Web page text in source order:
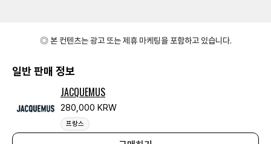
◎ 본 컨텐츠는 광고 또는 제휴 마케팅을 포함하고 있습니다.
일반 판매 정보
JACQUEMUS
280,000 KRW
프랑스